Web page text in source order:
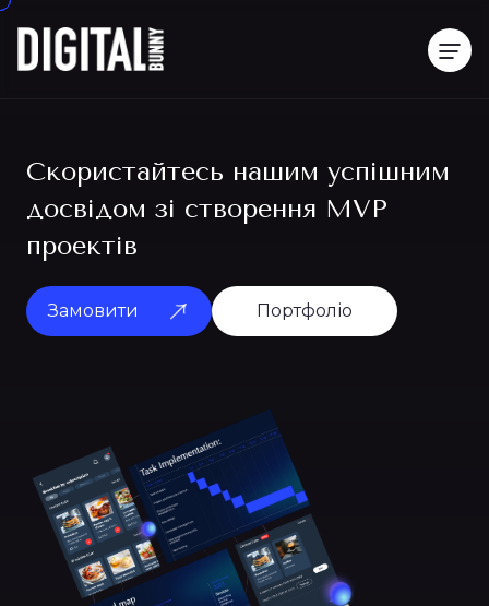
Скористайтесь нашим успішним
досвідом зі створення MVP
проектів
Замовити Портфоліо